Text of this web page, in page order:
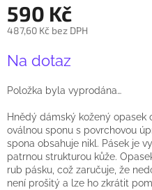
590 Kč
487,60 Kč bez DPH
cena:
Na dotaz
Položka byla vyprodána…
Hnědý dámský kožený
oválnou sponu s povrchovou
spona obsahuje nikl. Pásek je
patrnou strukturou kůže.
rub pásku, což zaručuje, že
není prošitý a lze ho zkrátit